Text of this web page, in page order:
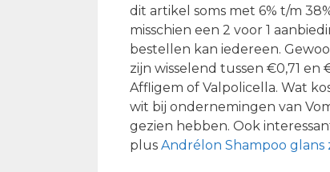
dit artikel soms met 6% t/m
misschien een 2 voor 1
bestellen kan iedereen.
zijn wisselend tussen €0,71
Affligem of Valpolicella. Wat
wit bij ondernemingen van
gezien hebben. Ook
plus Andrélon Shampoo